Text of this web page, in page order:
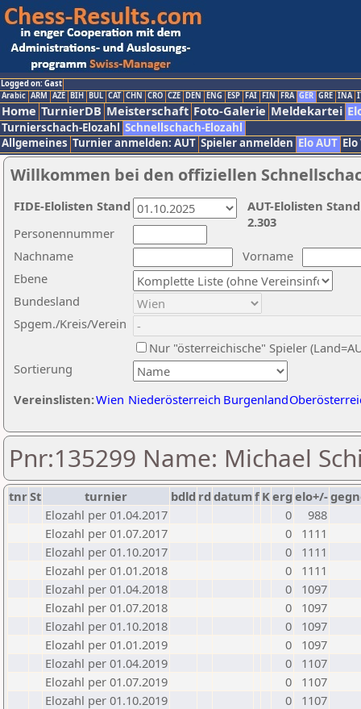
Logged on: Gast
Arabic ARM AZE BIH BUL CAT CHN CRO CZE DEN ENG ESP FAI FIN FRA GER GRE INA
Home TurnierDB Meisterschaft Foto-Galerie Meldekartei
Turnierschach-Elozahl Schnellschach-Elozahl
Allgemeines Turnier anmelden: AUT Spieler anmelden Elo AUT
Willkommen bei den offiziellen
Nachname
Vorname
Ebene
Sortierung
Personennummer
Bundesland
Spgem./Kreis/Verein
Nur "österreichische" Spieler
Vereinslisten:Wien Niederösterreich Burgenland
AUT-Elolisten
2.303
FIDE-Elolisten Stand
Pnr:135299 Name: Michael
tnrSt turnier bdld rd datumf Kerg elo+/-
Elozahl per 01.04.2017
0
988
Elozahl per 01.07.2017
0
1111
Elozahl per 01.10.2017
0
1111
Elozahl per 01.01.2018
0
1111
Elozahl per 01.04.2018
0
1097
Elozahl per 01.07.2018
0
1097
Elozahl per 01.10.2018
0
1097
Elozahl per 01.01.2019
0
1097
Elozahl per 01.04.2019
0
1107
Elozahl per 01.07.2019
0
1107
Elozahl per 01.10.2019
0
1107